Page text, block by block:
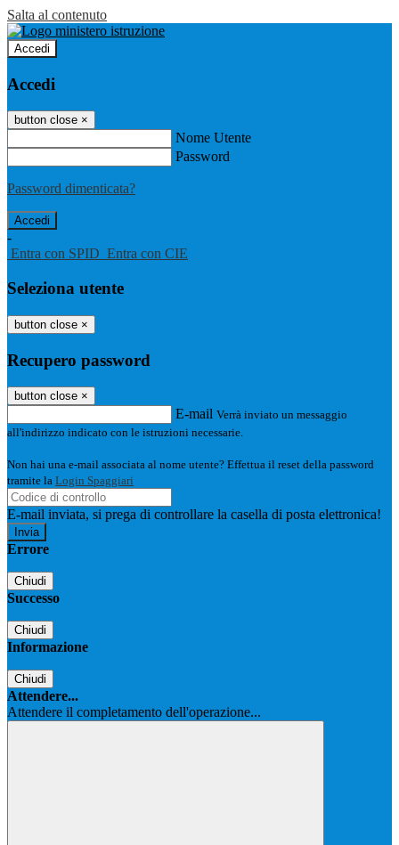
Salta al contenuto
Accedi
Accedi
button close ×
Nome Utente
Password
Password dimenticata?
-
Entra con SPID Entra con CIE
Seleziona utente
button close ×
Recupero password
button close ×
E-mail Verrà inviato un messaggio
all'indirizzo indicato con le istruzioni necessarie.
Non hai una e-mail associata al nome utente? Effettua il reset della password
tramite la Login Spaggiari
E-mail inviata, si prega di controllare la casella di posta elettronica!
Errore
Chiudi
Successo
Chiudi
Informazione
Chiudi
Attendere...
Attendere il completamento dell'operazione...